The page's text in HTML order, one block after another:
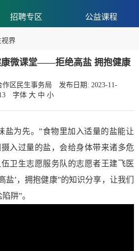
招聘专区 公益课程
视界
康微课堂——拒绝高盐 拥抱健康
区民生事务局
发布日期: 2023-11-
字体 大 中 小
为先。”食物里加入适量的盐能让
入过量的盐，会给身体带来诸多危
卫生志愿服务队的志愿者王建飞医
盐’，拥抱健康”的知识分享，让我们
阱”。